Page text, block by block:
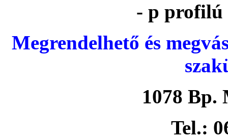
- p profilú
Megrendelhető és
1078 Bp.
Tel.: